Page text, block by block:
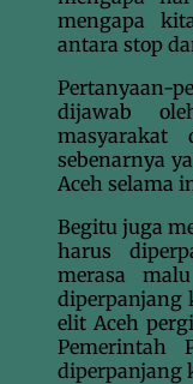
mengapa
antara stop
dijawab
masyarakat
sebenarnya
Aceh selama
Begitu juga
harus
merasa
diperpanjang
elit Aceh
Pemerintah
diperpanjang